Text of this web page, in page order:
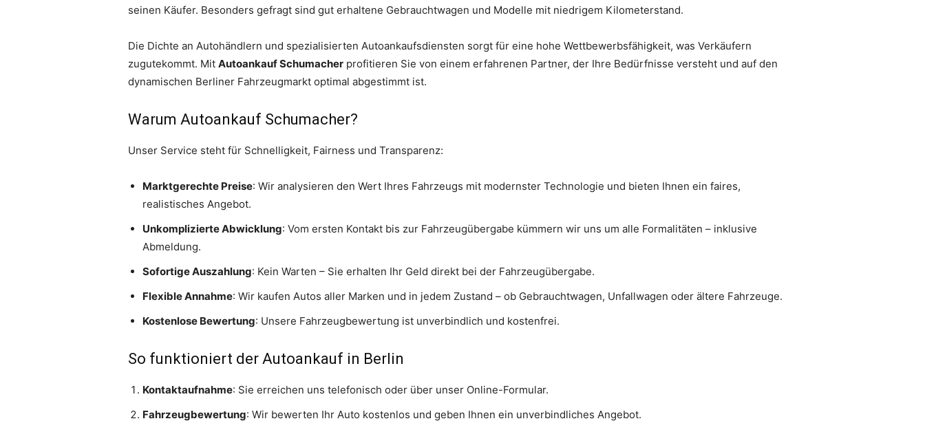
seinen Käufer. Besonders gefragt sind gut erhaltene Gebrauchtwagen und Modelle mit niedrigem Kilometerstand.
Die Dichte an Autohändlern und spezialisierten Autoankaufsdiensten sorgt für eine hohe Wettbewerbsfähigkeit, was Verkäufern
zugutekommt. Mit Autoankauf Schumacher profitieren Sie von einem erfahrenen Partner, der Ihre Bedürfnisse versteht und auf den
dynamischen Berliner Fahrzeugmarkt optimal abgestimmt ist.
Warum Autoankauf Schumacher?
Unser Service steht für Schnelligkeit, Fairness und Transparenz:
Marktgerechte Preise: Wir analysieren den Wert Ihres Fahrzeugs mit modernster Technologie und bieten Ihnen ein faires,
realistisches Angebot.
Unkomplizierte Abwicklung: Vom ersten Kontakt bis zur Fahrzeugübergabe kümmern wir uns um alle Formalitäten – inklusive
Abmeldung.
Sofortige Auszahlung: Kein Warten – Sie erhalten Ihr Geld direkt bei der Fahrzeugübergabe.
Flexible Annahme: Wir kaufen Autos aller Marken und in jedem Zustand – ob Gebrauchtwagen, Unfallwagen oder ältere Fahrzeuge.
Kostenlose Bewertung: Unsere Fahrzeugbewertung ist unverbindlich und kostenfrei.
So funktioniert der Autoankauf in Berlin
Kontaktaufnahme: Sie erreichen uns telefonisch oder über unser Online-Formular.
Fahrzeugbewertung: Wir bewerten Ihr Auto kostenlos und geben Ihnen ein unverbindliches Angebot.